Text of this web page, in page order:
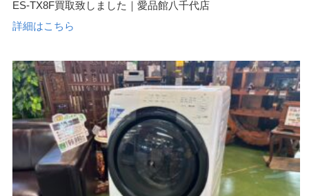
ES-TX8F買取致しました｜愛品館八千代店
詳細はこちら